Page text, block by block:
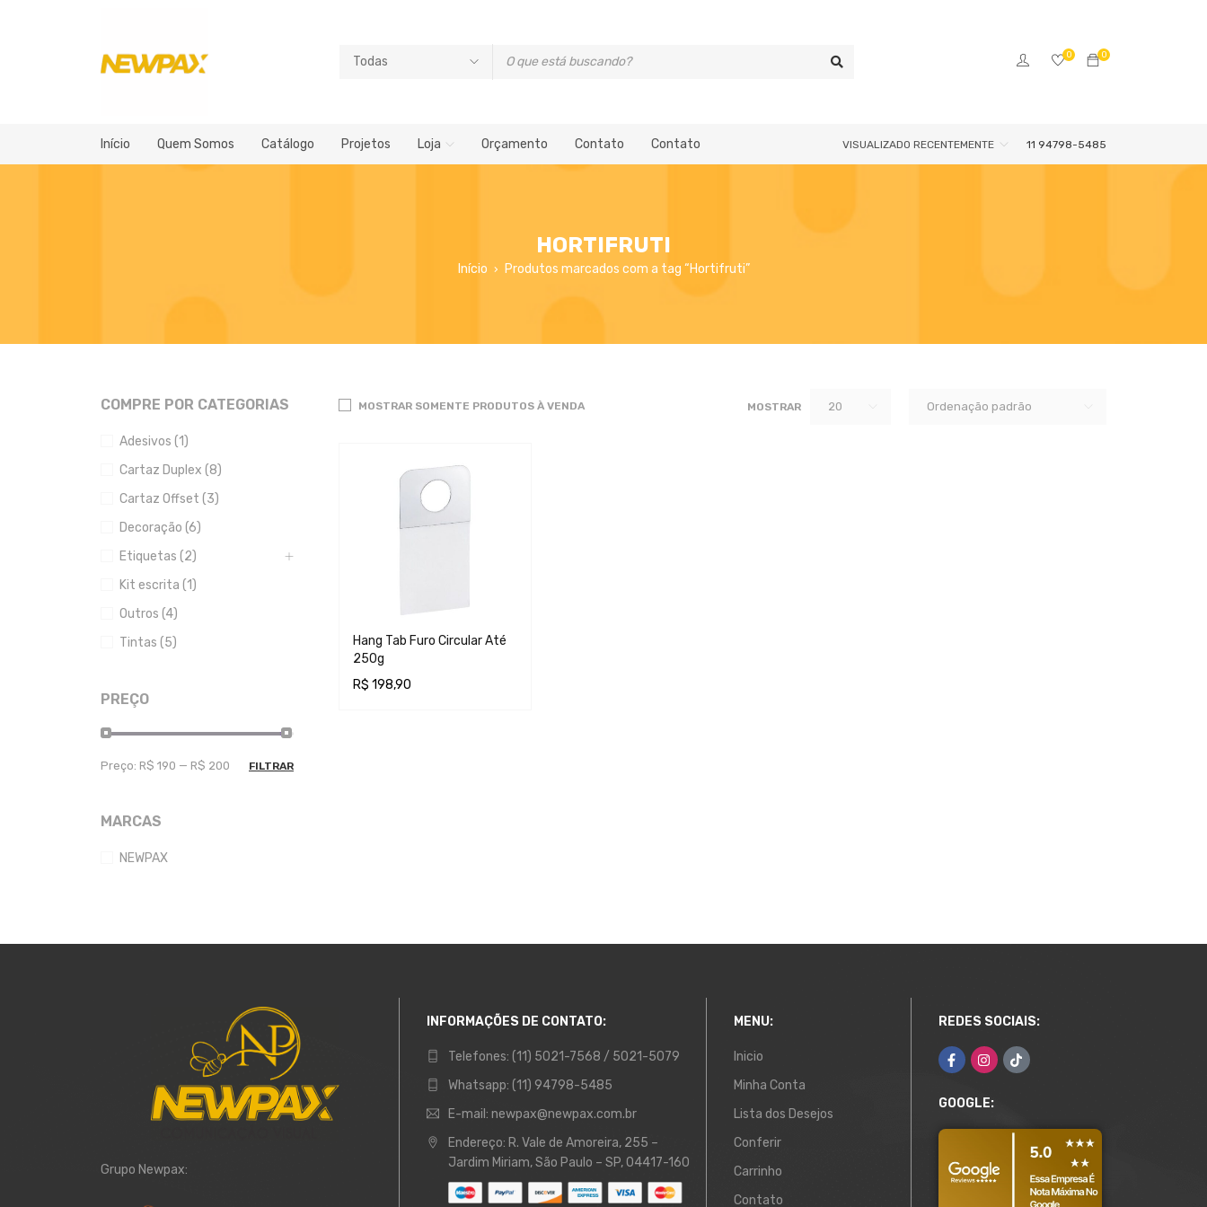
0
0
Início Quem Somos Catálogo Projetos Loja Orçamento Contato Contato 11 94798-5485
VISUALIZADO RECENTEMENTE
HORTIFRUTI
Início › Produtos marcados com a tag “Hortifruti”
COMPRE POR CATEGORIAS
Adesivos (1)
Cartaz Duplex (8)
Cartaz Offset (3)
Decoração (6)
Etiquetas (2)
Kit escrita (1)
Outros (4)
Tintas (5)
PREÇO
FILTRAR
Preço: R$ 190 — R$ 200
MARCAS
NEWPAX
Ordenação padrão
MOSTRAR 20
MOSTRAR SOMENTE PRODUTOS À VENDA
Hang Tab Furo Circular Até
250g
R$ 198,90
Grupo Newpax:
INFORMAÇÕES DE CONTATO:
Telefones: (11) 5021-7568 / 5021-5079
Whatsapp: (11) 94798-5485
E-mail: newpax@newpax.com.br
Endereço: R. Vale de Amoreira, 255 –
Jardim Miriam, São Paulo – SP, 04417-160
MENU:
Inicio
Minha Conta
Lista dos Desejos
Conferir
Carrinho
Contato
REDES SOCIAIS:
GOOGLE: